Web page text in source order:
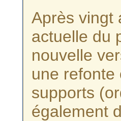
Après vingt
actuelle du
nouvelle
une refonte
supports
également